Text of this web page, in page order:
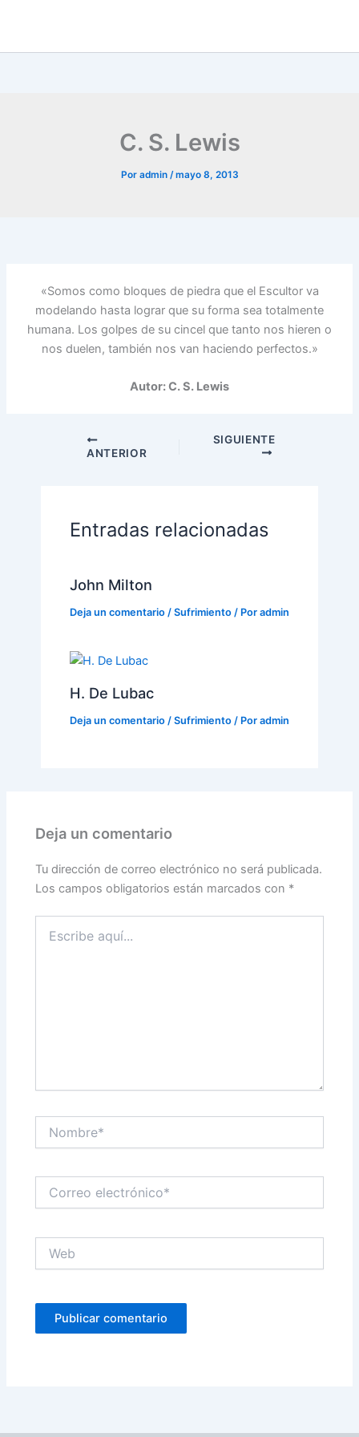
C. S. Lewis
Por admin /mayo 8, 2013
«Somos como bloques de piedra que el Escultor va
modelando hasta lograr que su forma sea totalmente
humana. Los golpes de su cincel que tanto nos hieren o
nos duelen, también nos van haciendo perfectos.»
Autor: C. S. Lewis
ANTERIOR
SIGUIENTE
Entradas relacionadas
John Milton
Deja un comentario / Sufrimiento / Por admin
H. De Lubac
Deja un comentario / Sufrimiento / Por admin
Deja un comentario
Tu dirección de correo electrónico no será publicada.
Los campos obligatorios están marcados con *
aquí...
electrónico*